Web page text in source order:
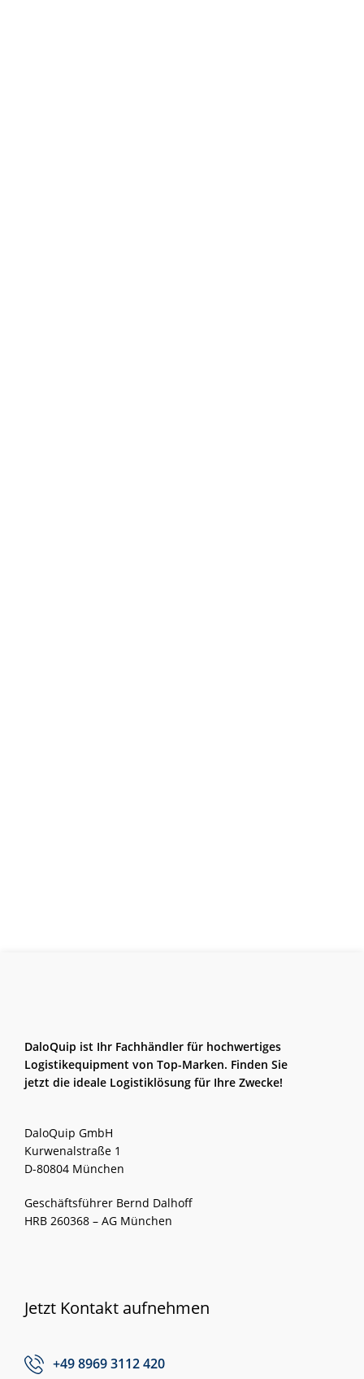
DaloQuip ist Ihr Fachhändler für hochwertiges
Logistikequipment von Top-Marken. Finden Sie
jetzt die ideale Logistiklösung für Ihre Zwecke!
DaloQuip GmbH
Kurwenalstraße 1
D-80804 München
Geschäftsführer Bernd Dalhoff
HRB 260368 – AG München
Jetzt Kontakt aufnehmen
+49 8969 3112 420